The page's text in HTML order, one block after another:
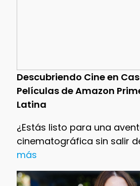
Descubriendo Cine en
Películas de Amazon
Latina
¿Estás listo para una
cinematográfica sin salir
más